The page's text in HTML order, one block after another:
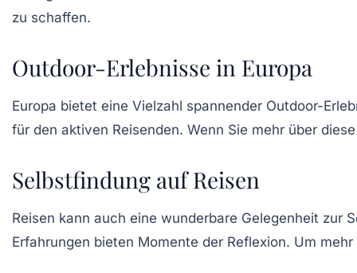
zu schaffen.
Outdoor-Erlebnisse in Europa
Europa bietet eine Vielzahl spannender Outdoor-
für den aktiven Reisenden. Wenn Sie mehr über
Selbstfindung auf Reisen
Reisen kann auch eine wunderbare Gelegenheit zur
Erfahrungen bieten Momente der Reflexion. Um